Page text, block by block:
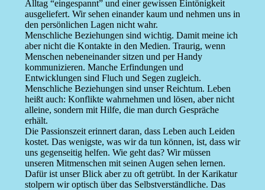
Alltag “eingespannt” und einer gewissen Eintönigkeit
ausgeliefert. Wir sehen einander kaum und nehmen uns in
den persönlichen Lagen nicht wahr.
Menschliche Beziehungen sind wichtig. Damit meine ich
aber nicht die Kontakte in den Medien. Traurig, wenn
Menschen nebeneinander sitzen und per Handy
kommunizieren. Manche Erfindungen und
Entwicklungen sind Fluch und Segen zugleich.
Menschliche Beziehungen sind unser Reichtum. Leben
heißt auch: Konflikte wahrnehmen und lösen, aber nicht
alleine, sondern mit Hilfe, die man durch Gespräche
erhält.
Die Passionszeit erinnert daran, dass Leben auch Leiden
kostet. Das wenigste, was wir da tun können, ist, dass wir
uns gegenseitig helfen. Wie geht das? Wir müssen
unseren Mitmenschen mit seinen Augen sehen lernen.
Dafür ist unser Blick aber zu oft getrübt. In der Karikatur
stolpern wir optisch über das Selbstverständliche. Das